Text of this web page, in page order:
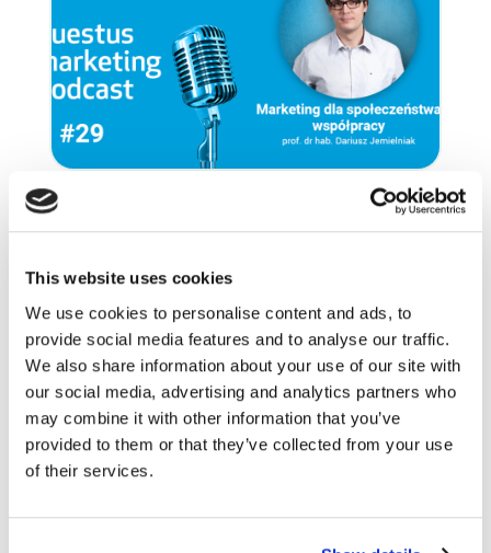
This website uses cookies
We use cookies to personalise content and ads, to
provide social media features and to analyse our traffic.
We also share information about your use of our site with
our social media, advertising and analytics partners who
may combine it with other information that you’ve
provided to them or that they’ve collected from your use
of their services.
29: Marketing dla
społeczeństwa współpracy.
Wywiad z prof. Dariuszem
Jemielniakiem
czytaj dalej